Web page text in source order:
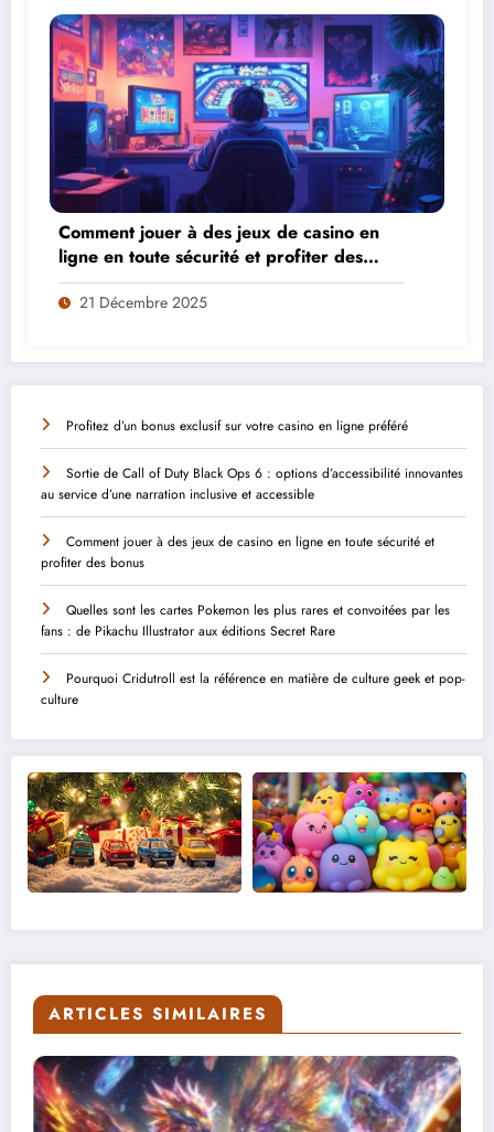
Comment jouer à des jeux de casino en
ligne en toute sécurité et profiter des
bonus
21 Décembre 2025
Profitez d’un bonus exclusif sur votre casino en ligne préféré
Sortie de Call of Duty Black Ops 6 : options d’accessibilité innovantes
au service d’une narration inclusive et accessible
Comment jouer à des jeux de casino en ligne en toute sécurité et
profiter des bonus
Quelles sont les cartes Pokemon les plus rares et convoitées par les
fans : de Pikachu Illustrator aux éditions Secret Rare
Pourquoi Cridutroll est la référence en matière de culture geek et pop-
culture
ARTICLES SIMILAIRES